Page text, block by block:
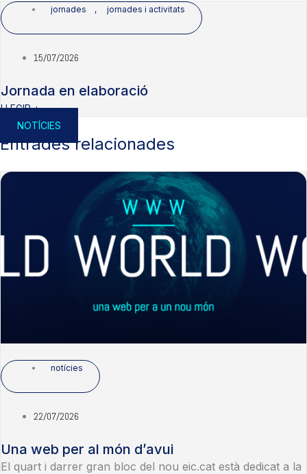
jornades , jornades i activitats
15/07/2026
Jornada en elaboració
LLEGIR +
NOTÍCIES
Entrades relacionades
notícies
22/07/2026
Una web per al món d’avui
El quart i darrer gran bloc del nou eic.cat està dedicat a la